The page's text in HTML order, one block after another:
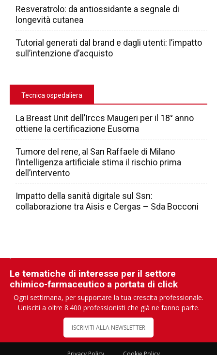
Resveratrolo: da antiossidante a segnale di
longevità cutanea
Tutorial generati dal brand e dagli utenti: l’impatto
sull’intenzione d’acquisto
Tecnica ospedaliera
La Breast Unit dell’Irccs Maugeri per il 18° anno
ottiene la certificazione Eusoma
Tumore del rene, al San Raffaele di Milano
l’intelligenza artificiale stima il rischio prima
dell’intervento
Impatto della sanità digitale sul Ssn:
collaborazione tra Aisis e Cergas – Sda Bocconi
Le tematiche di interesse per il settore
chimico-farmaceutico a portata di click
Ogni settimana, per supportare la tua crescita professionale.
Unisciti a oltre 8.400 professionisti che già ne fanno parte.
ISCRIVITI ALLA NEWSLETTER